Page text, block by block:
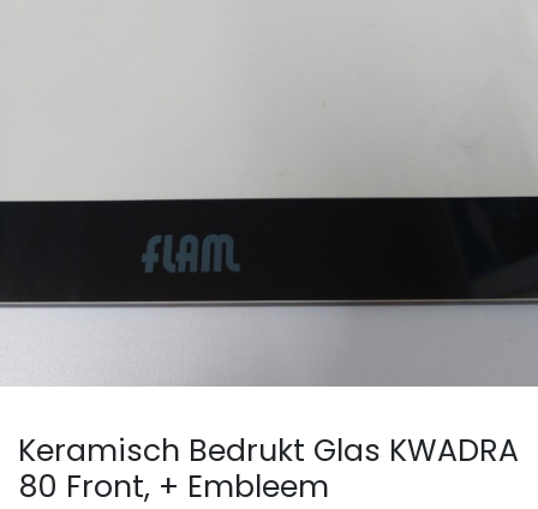
Keramisch Bedrukt Glas KWADRA
80 Front, + Embleem